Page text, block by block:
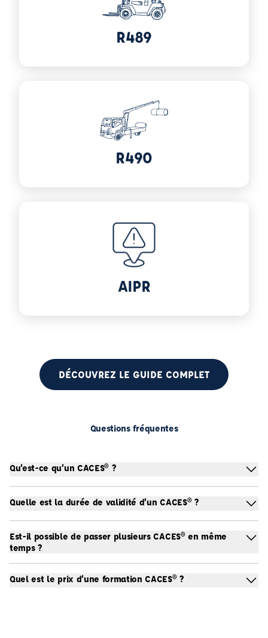
R489
R490
AIPR
DÉCOUVREZ LE GUIDE COMPLET
Questions fréquentes
Qu’est-ce qu’un CACES® ?
Quelle est la durée de validité d’un CACES® ?
Est-il possible de passer plusieurs CACES® en même
temps ?
Quel est le prix d’une formation CACES® ?